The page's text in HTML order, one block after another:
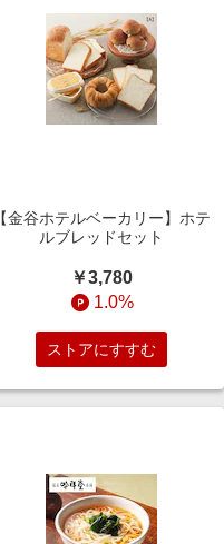
【金谷ホテルベーカリー】ホテ
ルブレッドセット
￥3,780
1.0%
ストアにすすむ